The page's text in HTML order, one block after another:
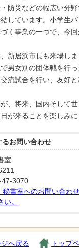
防災などの幅広い分
しています。小学生
く事業の一つで、今
新居浜市長も来場し
男女別の団体戦を行
流試合を行い、友好
、将来、国内そして
が来ることを楽しみに
るお問い合わせ
室
47-3070
書室へのお問い合わ
い。
へ戻る トップ